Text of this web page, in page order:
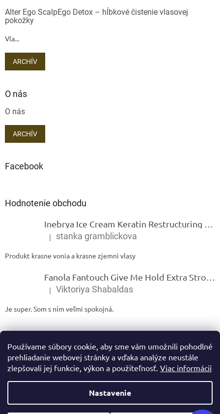
Používame súbory cookie, aby sme vám umožnili pohodlné
prehliadanie webovej stránky a vďaka analýze neustále
zlepšovali jej funkcie, výkon a použiteľnosť. Viac informácií
Nastavenie
Alter Ego ScalpEgo Detox – hĺbkové čistenie vlasovej
pokožky
Vla...
ARCHÍV
O nás
O nás
ARCHÍV
Facebook
Hodnotenie obchodu
Hodnotenie produktu je 5 z 5 hviezdičiek.
| stanka gramblickova
Produkt krasne vonia a krasne zjemni vlasy
Hodnotenie produktu je 5 z 5 hviezdičiek.
| Viktoriya Shabaldas
Je super. Som s ním veľmi spokojná.